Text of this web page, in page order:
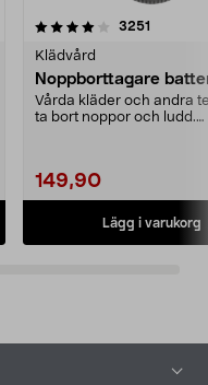
3251
Klädvård
Noppborttagare
Vårda kläder och andra
ta bort noppor och ludd.
149,90
Lägg i varukorg
4.5av 5 stjärnor